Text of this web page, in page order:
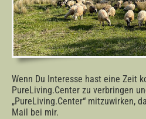
Wenn Du Interesse hast eine Zeit
PureLiving.Center zu verbringen
„PureLiving.Center“ mitzuwirken,
Mail bei mir.